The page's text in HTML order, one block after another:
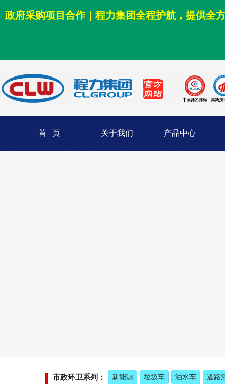
政府采购项目合作｜程力集团全程护航，提供全
首 页 关于我们 产品中心
市政环卫系列： 新能源 垃圾车 洒水车 道路